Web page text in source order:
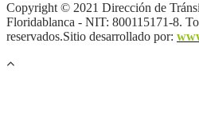
Copyright © 2021 Dirección de
Floridablanca - NIT: 800115171-8.
reservados.Sitio desarrollado por: